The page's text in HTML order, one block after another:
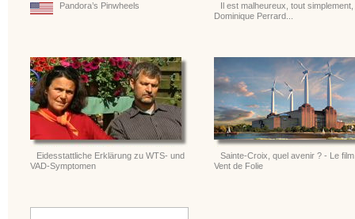
Pandora’s Pinwheels
Il est malheureux, tout simplement,
Dominique Perrard...
Eidesstattliche Erklärung zu WTS- und
VAD-Symptomen
Sainte-Croix, quel avenir ? - Le
Vent de Folie